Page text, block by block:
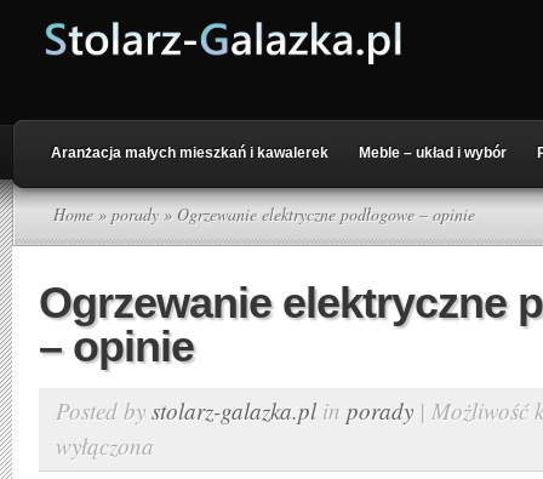
Aranżacja małych mieszkań i kawalerek Meble – układ i wybór
Home » porady» Ogrzewanie elektryczne podłogowe – opinie
Ogrzewanie elektryczne
– opinie
Posted by stolarz-galazka.plin porady | Możliwość
wyłączona